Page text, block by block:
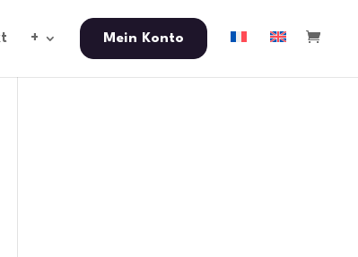
+ Mein Konto